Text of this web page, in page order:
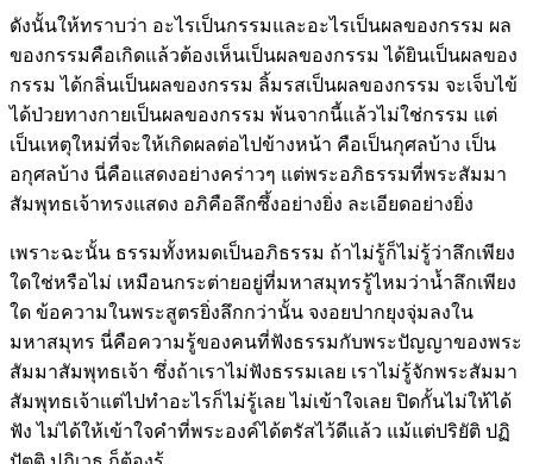
ดังนั้นให้ทราบว่า อะไรเป็นกรรมและอะไรเป็นผลของกรรม ผล
ของกรรมคือเกิดแล้วต้องเห็นเป็นผลของกรรม ได้ยินเป็นผลของ
กรรม ได้กลิ่นเป็นผลของกรรม ลิ้มรสเป็นผลของกรรม จะเจ็บไข้
ได้ป่วยทางกายเป็นผลของกรรม พ้นจากนี้แล้วไม่ใช่กรรม แต่
เป็นเหตุใหม่ที่จะให้เกิดผลต่อไปข้างหน้า คือเป็นกุศลบ้าง เป็น
อกุศลบ้าง นี่คือแสดงอย่างคร่าวๆ แต่พระอภิธรรมที่พระสัมมา
สัมพุทธเจ้าทรงแสดง อภิคือลึกซึ้งอย่างยิ่ง ละเอียดอย่างยิ่ง
เพราะฉะนั้น ธรรมทั้งหมดเป็นอภิธรรม ถ้าไม่รู้ก็ไม่รู้ว่าลึกเพียง
ใดใช่หรือไม่ เหมือนกระต่ายอยู่ที่มหาสมุทรรู้ไหมว่าน้ำลึกเพียง
ใด ข้อความในพระสูตรยิ่งลึกกว่านั้น จงอยปากยุงจุ่มลงใน
มหาสมุทร นี่คือความรู้ของคนที่ฟังธรรมกับพระปัญญาของพระ
สัมมาสัมพุทธเจ้า ซึ่งถ้าเราไม่ฟังธรรมเลย เราไม่รู้จักพระสัมมา
สัมพุทธเจ้าแต่ไปทำอะไรก็ไม่รู้เลย ไม่เข้าใจเลย ปิดกั้นไม่ให้ได้
ฟัง ไม่ได้ให้เข้าใจคำที่พระองค์ได้ตรัสไว้ดีแล้ว แม้แต่ปริยัติ ปฏิ